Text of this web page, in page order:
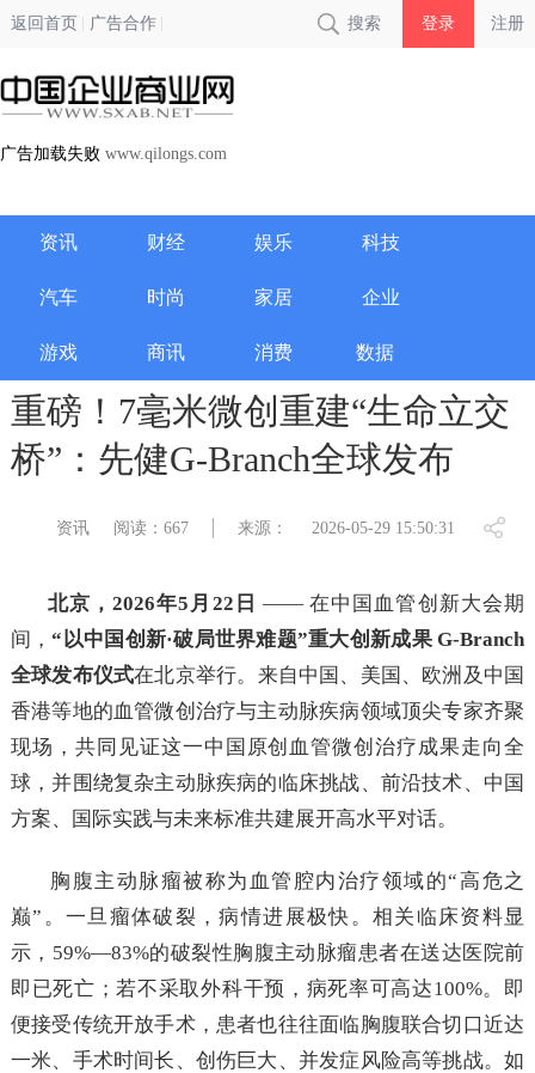
返回首页 广告合作 搜索 登录 注册
广告加载失败 www.qilongs.com
资讯 财经 娱乐 科技
汽车 时尚 家居 企业
游戏 商讯 消费 数据
重磅！7毫米微创重建“生命立交
桥”：先健G-Branch全球发布
资讯 阅读：667 来源： 2026-05-29 15:50:31
北京，2026年5月22日 —— 在中国血管创新大会期
间，“以中国创新·破局世界难题”重大创新成果 G-Branch
全球发布仪式在北京举行。来自中国、美国、欧洲及中国
香港等地的血管微创治疗与主动脉疾病领域顶尖专家齐聚
现场，共同见证这一中国原创血管微创治疗成果走向全
球，并围绕复杂主动脉疾病的临床挑战、前沿技术、中国
方案、国际实践与未来标准共建展开高水平对话。
胸腹主动脉瘤被称为血管腔内治疗领域的“高危之
巅”。一旦瘤体破裂，病情进展极快。相关临床资料显
示，59%—83%的破裂性胸腹主动脉瘤患者在送达医院前
即已死亡；若不采取外科干预，病死率可高达100%。即
便接受传统开放手术，患者也往往面临胸腹联合切口近达
一米、手术时间长、创伤巨大、并发症风险高等挑战。如